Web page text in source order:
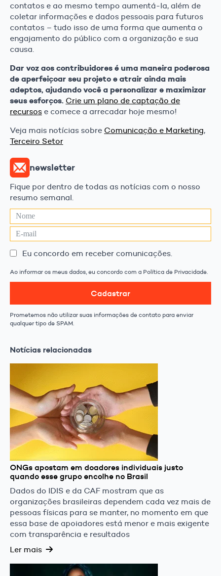
contatos e ao mesmo tempo aumentá-la, além de
coletar informações e dados pessoais para futuros
contatos – tudo isso de uma forma que aumenta o
engajamento do público com a organização e sua
causa.
Dar voz aos contribuidores é uma maneira poderosa
de aperfeiçoar seu projeto e atrair ainda mais
adeptos, ajudando você a personalizar e maximizar
seus esforços. Crie um plano de captação de
recursos e comece a arrecadar hoje mesmo!
Veja mais notícias sobre Comunicação e Marketing,
Terceiro Setor
newsletter
Fique por dentro de todas as notícias com o nosso
resumo semanal.
Eu concordo em receber comunicações.
Ao informar os meus dados, eu concordo com a Política de Privacidade.
Cadastrar
Prometemos não utilizar suas informações de contato para enviar
qualquer tipo de SPAM.
Notícias relacionadas
ONGs apostam em doadores individuais justo
quando esse grupo encolhe no Brasil
Dados do IDIS e da CAF mostram que as
organizações brasileiras dependem cada vez mais de
pessoas físicas para se manter, no momento em que
essa base de apoiadores está menor e mais exigente
com transparência e resultados
Ler mais